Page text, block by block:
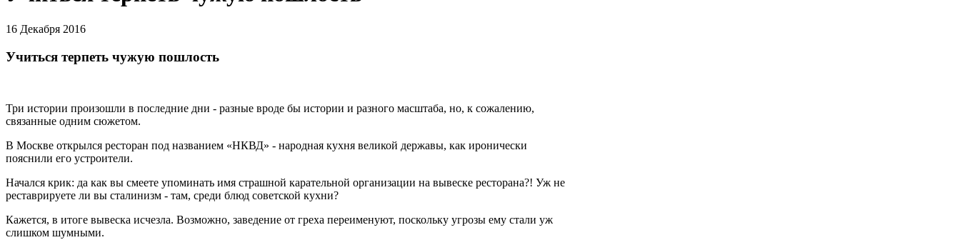
16 Декабря 2016
Учиться терпеть чужую пошлость
Три истории произошли в последние дни - разные вроде бы истории и разного масштаба, но, к сожалению,
связанные одним сюжетом.
В Москве открылся ресторан под названием «НКВД» - народная кухня великой державы, как иронически
пояснили его устроители.
Начался крик: да как вы смеете упоминать имя страшной карательной организации на вывеске ресторана?! Уж не
реставрируете ли вы сталинизм - там, среди блюд советской кухни?
Кажется, в итоге вывеска исчезла. Возможно, заведение от греха переименуют, поскольку угрозы ему стали уж
слишком шумными.